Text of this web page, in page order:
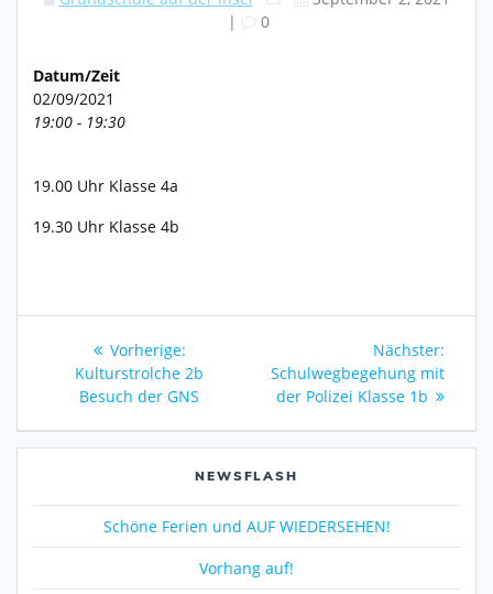
|
0
Datum/Zeit
02/09/2021
19:00 - 19:30
19.00 Uhr Klasse 4a
19.30 Uhr Klasse 4b
Beitragsnavigation
Vorherige:Vorheriger
Beitrag:
Kulturstrolche 2b
Besuch der GNS
Nächster:
Schulwegbegehung mit
der Polizei Klasse 1b
NEWSFLASH
Schöne Ferien und AUF WIEDERSEHEN!
Vorhang auf!